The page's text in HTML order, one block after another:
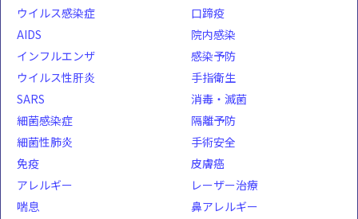
ウイルス感染症
AIDS
インフルエンザ
ウイルス性肝炎
SARS
細菌感染症
細菌性肺炎
口蹄疫
院内感染
感染予防
手指衛生
消毒・滅菌
隔離予防
手術安全
免疫
アレルギー
喘息
皮膚癌
レーザー治療
鼻アレルギー